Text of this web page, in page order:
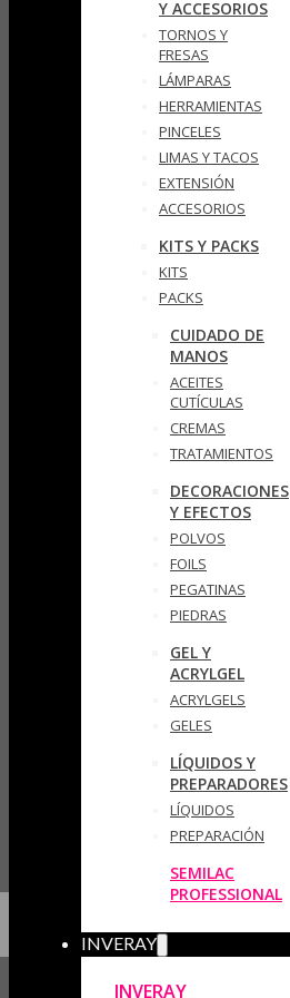
Y ACCESORIOS
TORNOS Y
FRESAS
LÁMPARAS
HERRAMIENTAS
PINCELES
LIMAS Y TACOS
EXTENSIÓN
ACCESORIOS
KITS Y PACKS
KITS
PACKS
CUIDADO DE
MANOS
ACEITES
CUTÍCULAS
CREMAS
TRATAMIENTOS
DECORACIONES
Y EFECTOS
POLVOS
FOILS
PEGATINAS
PIEDRAS
GEL Y
ACRYLGEL
ACRYLGELS
GELES
LÍQUIDOS Y
PREPARADORES
LÍQUIDOS
PREPARACIÓN
SEMILAC
PROFESSIONAL
INVERAY
INVERAY